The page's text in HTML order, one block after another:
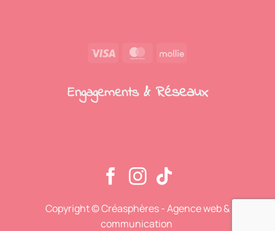
Visa MasterCard
Mollie
Engagements & Réseaux
Copyright ©Créasphères - Agence web &
communication